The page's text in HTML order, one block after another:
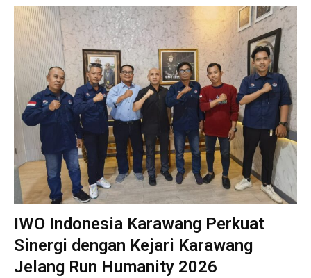
IWO Indonesia Karawang Perkuat
Sinergi dengan Kejari Karawang
Jelang Run Humanity 2026